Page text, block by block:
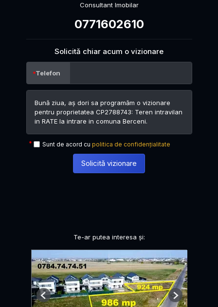
Consultant Imobilar
0771602610
Solicită chiar acum o vizionare
Telefon
Sunt de acord cu politica de confidențialitate
Solicită vizionare
Te-ar putea interesa și:
Previous Next